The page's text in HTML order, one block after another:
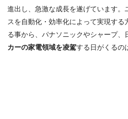
進出し、急激な成長を遂げています。
スを自動化・効率化によって実現す
る事から、パナソニックやシャープ、
カーの家電領域を凌駕する日がくるの